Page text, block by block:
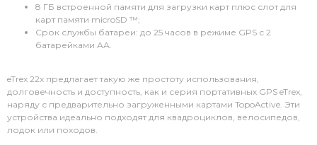
8 ГБ встроенной памяти для загрузки карт плюс слот для
карт памяти microSD ™;
Срок службы батареи: до 25 часов в режиме GPS с 2
батарейками АА.
eTrex 22x предлагает такую же простоту использования,
долговечность и доступность, как и серия портативных GPS eTrex,
наряду с предварительно загруженными картами TopoActive. Эти
устройства идеально подходят для квадроциклов, велосипедов,
лодок или походов.